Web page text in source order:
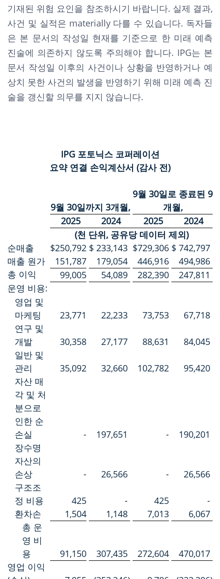
기재된 위험 요인을 참조하시기 바랍니다. 실제 결과,
사건 및 실적은 materially 다를 수 있습니다. 독자들
은 본 문서의 작성일 현재를 기준으로 한 미래 예측
진술에 의존하지 않도록 주의해야 합니다. IPG는 본
문서 작성일 이후의 사건이나 상황을 반영하거나 예
상치 못한 사건의 발생을 반영하기 위해 미래 예측 진
술을 갱신할 의무를 지지 않습니다.
IPG 포토닉스 코퍼레이션
요약 연결 손익계산서 (감사 전)
9월 30일까지 3개월,
9월 30일로 종료된 9
개월,
2025
2024 2025
2024
(천 단위, 공유당 데이터 제외)
순매출
$250,792 $ 233,143 $729,306 $ 742,797
매출 원가
151,787 179,054 446,916
494,986
총 이익
99,005 54,089 282,390
247,811
운영 비용:
영업 및
마케팅
23,771 22,233 73,753
67,718
연구 및
개발
30,358 27,177 88,631
84,045
일반 및
관리
35,092 32,660 102,782
95,420
자산 매
각 및 처
분으로
인한 순
손실
- 197,651 -
190,201
장수명
자산의
손상
- 26,566 -
26,566
구조조
정 비용
425 - 425
-
환차손
1,504 1,148 7,013
6,067
총 운
영 비
용
91,150 307,435 272,604
470,017
영업 이익